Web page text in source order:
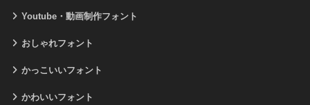
Youtube・動画制作フォント
おしゃれフォント
かっこいいフォント
かわいいフォント